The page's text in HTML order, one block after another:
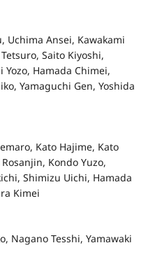
Uchima Ansei, Kawakami
Saito Kiyoshi,
Hamada Chimei,
Yamaguchi Gen, Yoshida
Kato Hajime, Kato
Kondo Yuzo,
Shimizu Uichi, Hamada
Kimei
Nagano Tesshi, Yamawaki